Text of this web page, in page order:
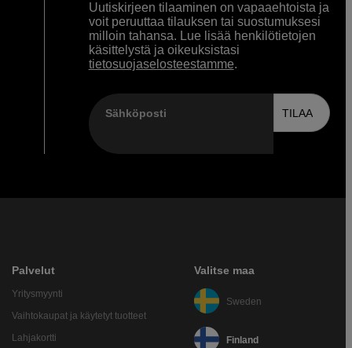
Uutiskirjeen tilaaminen on vapaaehtoista ja
voit peruuttaa tilauksen tai suostumuksesi
milloin tahansa. Lue lisää henkilötietojen
käsittelystä ja oikeuksistasi
tietosuojaselosteestamme.
Sähköposti TILAA
Palvelut
Yritysmyynti
Vaihtokaupat ja käytetyt tuotteet
Lahjakortti
Valitse maa
Sweden
Finland